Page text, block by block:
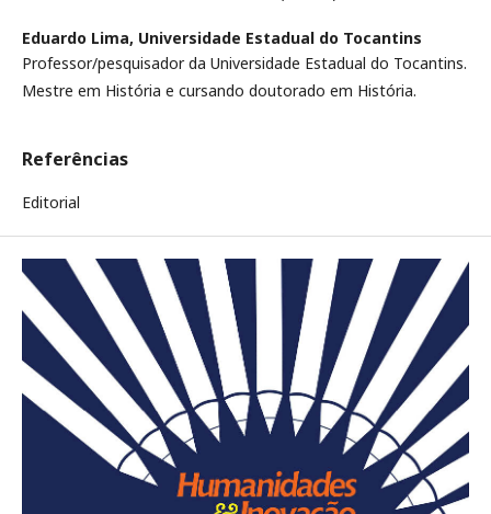
Eduardo Lima, Universidade Estadual do Tocantins
Professor/pesquisador da Universidade Estadual do Tocantins.
Mestre em História e cursando doutorado em História.
Referências
Editorial